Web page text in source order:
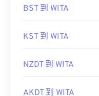
BST 到 WITA
KST 到 WITA
NZDT 到 WITA
AKDT 到 WITA